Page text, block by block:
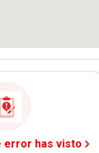
error has visto